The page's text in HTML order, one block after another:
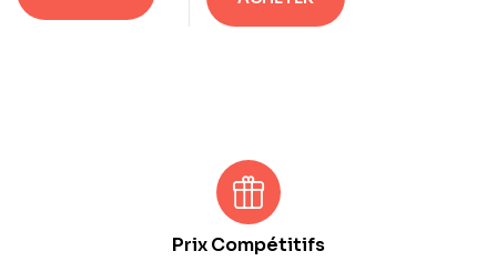
Prix Compétitifs